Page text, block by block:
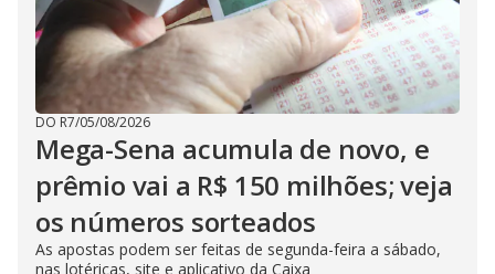
DO R7/05/08/2026
Mega-Sena acumula de novo, e
prêmio vai a R$ 150 milhões; veja
os números sorteados
As apostas podem ser feitas de segunda-feira a sábado,
nas lotéricas, site e aplicativo da Caixa